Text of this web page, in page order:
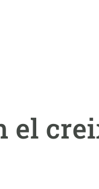
el
Estrategia de